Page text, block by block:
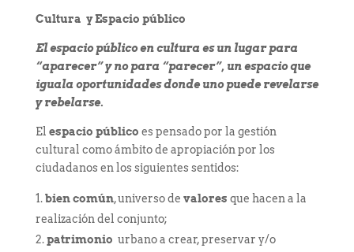
Cultura y Espacio público
El espacio público en cultura es un lugar para
“aparecer” y no para “parecer”, un espacio que
iguala oportunidades donde uno puede revelarse
y rebelarse.
El espacio público es pensado por la gestión
cultural como ámbito de apropiación por los
ciudadanos en los siguientes sentidos:
bien común, universo de valores que hacen a la
realización del conjunto;
patrimonio urbano a crear, preservar y/o